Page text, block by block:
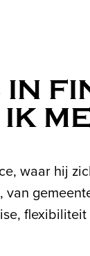
IN
waar hij